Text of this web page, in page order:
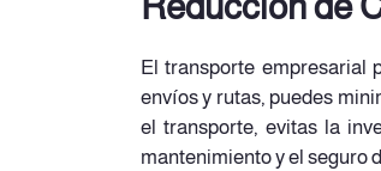
El transporte empresarial
envíos y rutas, puedes
el transporte, evitas la
mantenimiento y el seguro